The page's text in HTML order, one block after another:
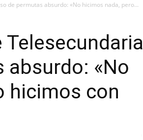
de permutas absurdo: «No hicimos nada, pero...
absurdo: «No
hicimos con